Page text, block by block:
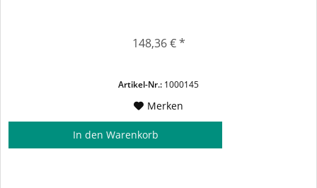
148,36 € *
Artikel-Nr.: 1000145
Merken
In den Warenkorb